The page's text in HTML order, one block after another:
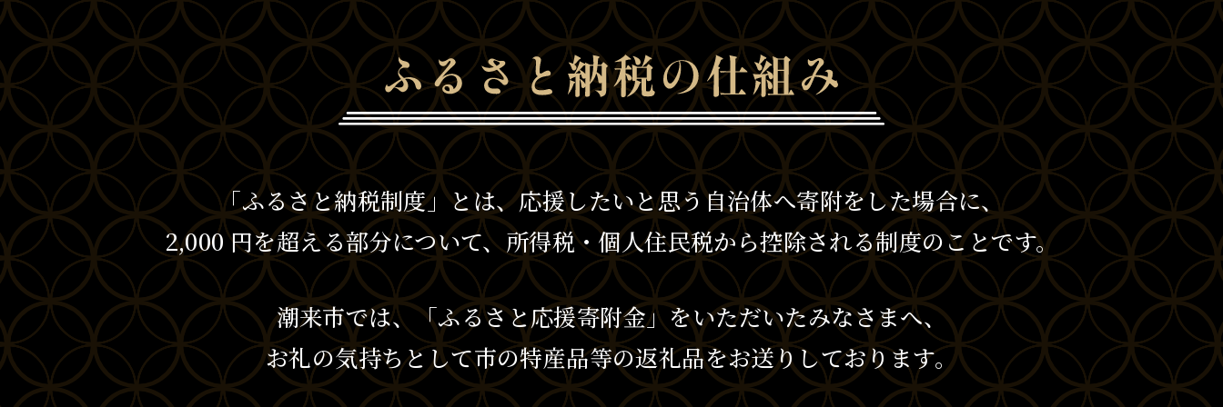
「ふるさと納税制度」とは、応援したいと思う自治体へ寄附をした場合に、
2,000 円を超える部分について、所得税・個人住民税から控除される制度のことです。
潮来市では、「ふるさと応援寄附金」をいただいたみなさまへ、
お礼の気持ちとして市の特産品等の返礼品をお送りしております。